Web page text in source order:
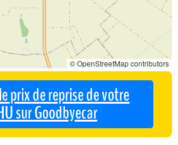
© OpenStreetMap contributors
prix de reprise de votre
sur Goodbyecar